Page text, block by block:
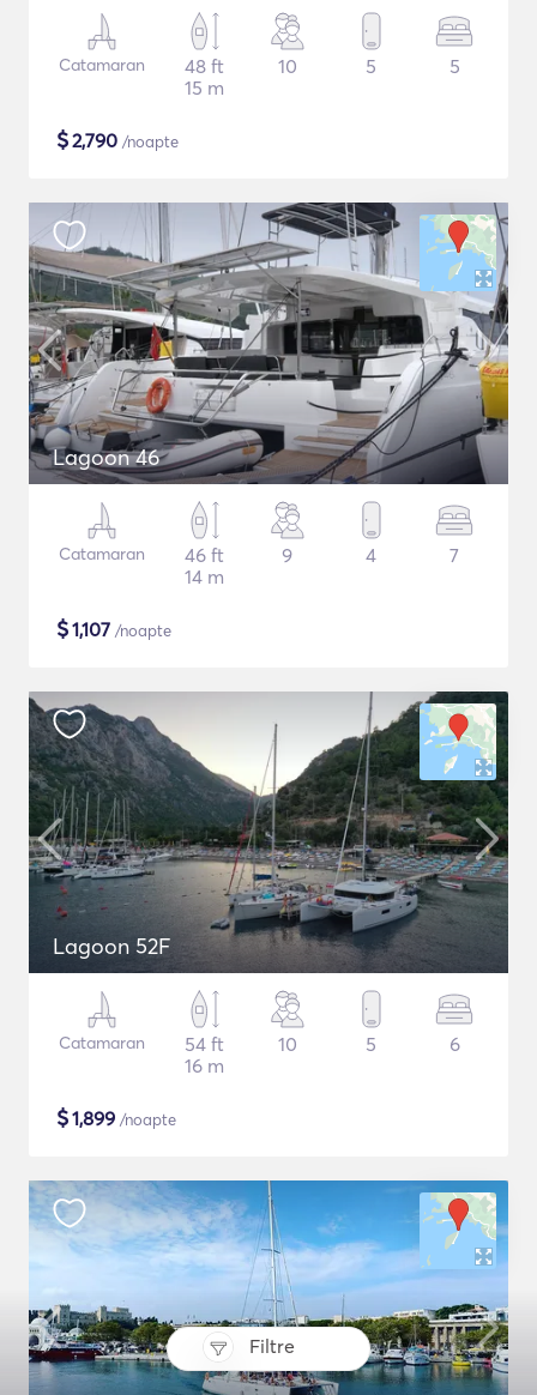
Filtre
Catamaran
48 ft
15 m
10 5 5
$2,790 /noapte
Lagoon 46
Catamaran
46 ft
14 m
9 4 7
$1,107 /noapte
Lagoon 52F
Catamaran
54 ft
16 m
10 5 6
$1,899 /noapte